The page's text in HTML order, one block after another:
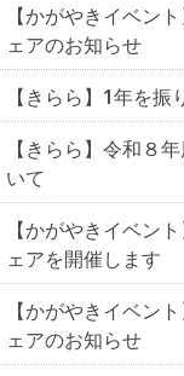
【かがやきイベン
ェアのお知らせ
【きらら】1年を振
【きらら】令和８
いて
【かがやきイベン
ェアを開催します
【かがやきイベン
ェアのお知らせ